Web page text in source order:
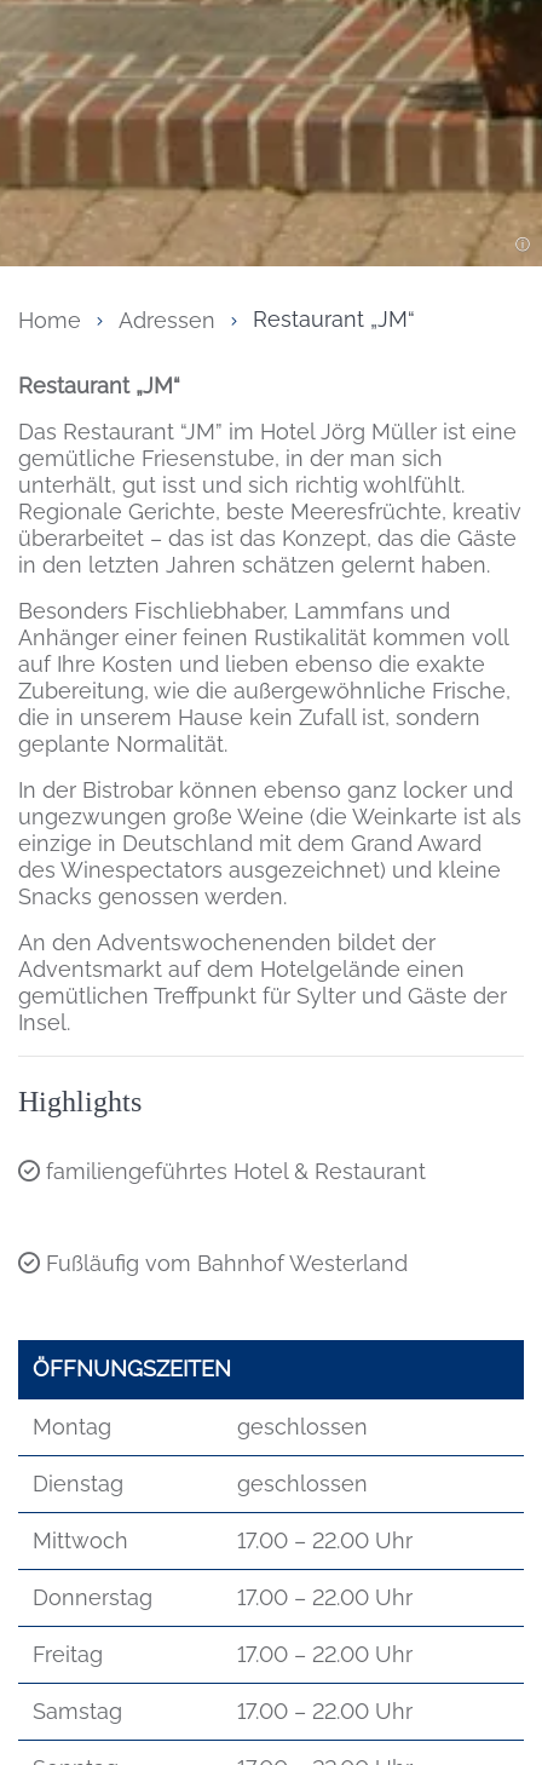
Home Adressen Restaurant „JM“
Inhalt
Restaurant „JM“
Das Restaurant “JM” im Hotel Jörg Müller ist eine
gemütliche Friesenstube, in der man sich
unterhält, gut isst und sich richtig wohlfühlt.
Regionale Gerichte, beste Meeresfrüchte, kreativ
überarbeitet – das ist das Konzept, das die Gäste
in den letzten Jahren schätzen gelernt haben.
Besonders Fischliebhaber, Lammfans und
Anhänger einer feinen Rustikalität kommen voll
auf Ihre Kosten und lieben ebenso die exakte
Zubereitung, wie die außergewöhnliche Frische,
die in unserem Hause kein Zufall ist, sondern
geplante Normalität.
In der Bistrobar können ebenso ganz locker und
ungezwungen große Weine (die Weinkarte ist als
einzige in Deutschland mit dem Grand Award
des Winespectators ausgezeichnet) und kleine
Snacks genossen werden.
An den Adventswochenenden bildet der
Adventsmarkt auf dem Hotelgelände einen
gemütlichen Treffpunkt für Sylter und Gäste der
Insel.
Highlights
familiengeführtes Hotel & Restaurant
Fußläufig vom Bahnhof Westerland
ÖFFNUNGSZEITEN
Montag geschlossen
Dienstag geschlossen
Mittwoch 17.00 – 22.00 Uhr
Donnerstag 17.00 – 22.00 Uhr
Freitag 17.00 – 22.00 Uhr
Samstag 17.00 – 22.00 Uhr